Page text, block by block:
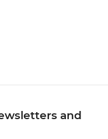
and